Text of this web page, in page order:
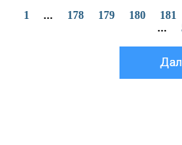
1 ... 178 179 180 181
...